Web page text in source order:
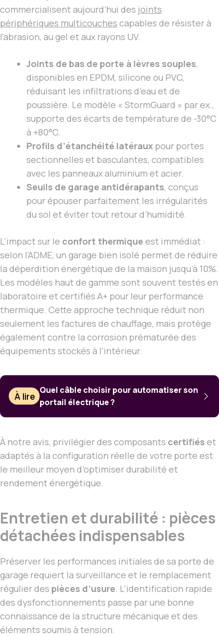
commercialisent aujourd’hui des joints
périphériques multicouches capables de résister à
l’abrasion, au gel et aux rayons UV.
Joints de bas de porte à lèvres souples,
disponibles en EPDM, silicone ou PVC,
réduisant les infiltrations d’eau et de
poussière. Le modèle « StormGuard » par ex.,
supporte des écarts de température de -30°C
à +80°C.
Profils d’étanchéité latéraux pour portes
sectionnelles et basculantes, compatibles
avec les panneaux aluminium et acier.
Seuils de garage antidérapants, conçus
pour épouser parfaitement les irrégularités
du sol et éviter tout retour d’humidité.
L’impact sur le confort thermique est immédiat :
selon l’ADME, un garage bien isolé permet de réduire
la déperdition énergétique de la maison jusqu’à 10%.
Les modèles haut de gamme sont souvent testés en
laboratoire et certifiés A+ pour leur performance
thermique. Cette approche technique réduit non
seulement les factures de chauffage, mais protège
également contre la corrosion prématurée des
équipements stockés à l’intérieur.
À lire
Quel câble choisir pour automatiser son
portail électrique ?
À notre avis, privilégier des composants certifiés et
adaptés à la configuration réelle de votre porte est
le meilleur moyen d’optimiser durabilité et
rendement énergétique.
Entretien et durabilité : pièces
détachées indispensables
Préserver les performances initiales de sa porte de
garage requiert la surveillance et le remplacement
régulier des pièces d’usure. L’identification rapide
des dysfonctionnements passe par une bonne
connaissance de la structure mécanique et des
éléments soumis à tension.